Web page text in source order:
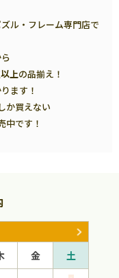
ル・フレーム専門店で
上の品揃え！
ます！
か買えない
中です！
金
土